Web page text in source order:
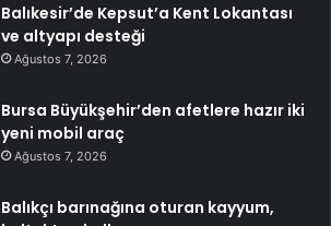
Balıkesir’de Kepsut’a Kent Lokantası
ve altyapı desteği
Ağustos 7, 2026
Bursa Büyükşehir’den afetlere hazır iki
yeni mobil araç
Ağustos 7, 2026
Balıkçı barınağına oturan kayyum,